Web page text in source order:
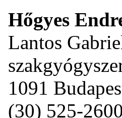
Hőgyes
Lantos
1091
(30) 525-2600